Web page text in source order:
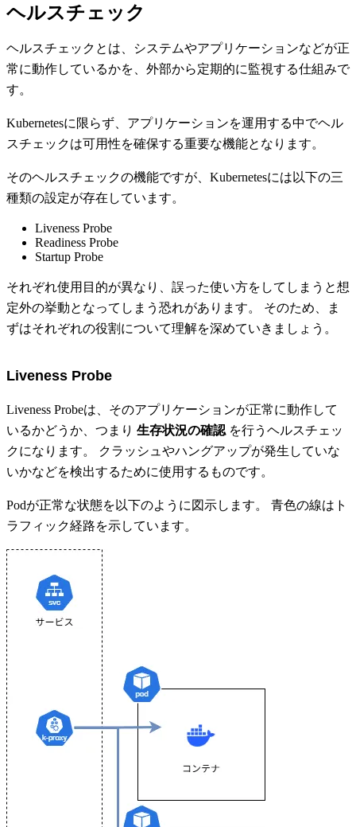
ヘルスチェック
ヘルスチェックとは、システムやアプリケーションなどが正
常に動作しているかを、外部から定期的に監視する仕組みで
す。
Kubernetesに限らず、アプリケーションを運用する中でヘル
スチェックは可用性を確保する重要な機能となります。
そのヘルスチェックの機能ですが、Kubernetesには以下の三
種類の設定が存在しています。
Liveness Probe
Readiness Probe
Startup Probe
それぞれ使用目的が異なり、誤った使い方をしてしまうと想
定外の挙動となってしまう恐れがあります。 そのため、ま
ずはそれぞれの役割について理解を深めていきましょう。
Liveness Probe
Liveness Probeは、そのアプリケーションが正常に動作して
いるかどうか、つまり 生存状況の確認 を行うヘルスチェッ
クになります。 クラッシュやハングアップが発生していな
いかなどを検出するために使用するものです。
Podが正常な状態を以下のように図示します。 青色の線はト
ラフィック経路を示しています。